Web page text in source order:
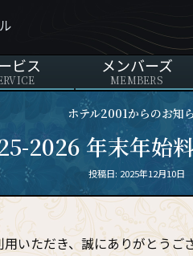
ビス メンバーズ
MEMBERS
ホテル2001からのお知
2026 年末年始
投
稿
日:
投稿日: 2025年12月10日
いただき、誠にありがとうござ